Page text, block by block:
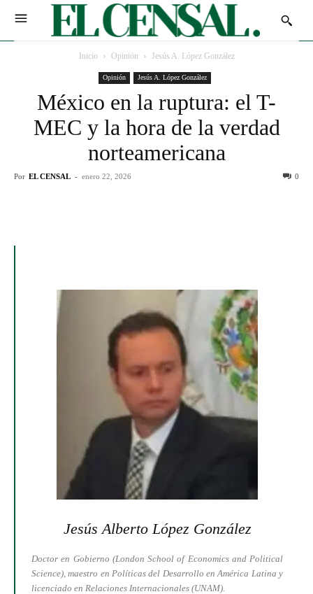
Inicio Opinión Jesús A. López González
Opinión Jesús A. López González
México en la ruptura: el T-
MEC y la hora de la verdad
norteamericana
Por EL CENSAL - enero 22, 2026 0
Jesús Alberto López González
Doctor en Gobierno (London School of Economics and Political
Science), maestro en Políticas del Desarrollo en América Latina y
licenciado en Relaciones Internacionales (UNAM).